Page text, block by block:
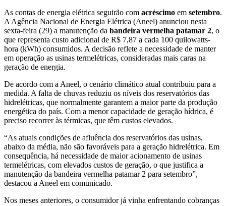
As contas de energia elétrica seguirão com acréscimo em setembro.
A Agência Nacional de Energia Elétrica (Aneel) anunciou nesta
sexta-feira (29) a manutenção da bandeira vermelha patamar 2, o
que representa custo adicional de R$ 7,87 a cada 100 quilowatts-
hora (kWh) consumidos. A decisão reflete a necessidade de manter
em operação as usinas termelétricas, consideradas mais caras na
geração de energia.
De acordo com a Aneel, o cenário climático atual contribuiu para a
medida. A falta de chuvas reduziu os níveis dos reservatórios das
hidrelétricas, que normalmente garantem a maior parte da produção
energética do país. Com a menor capacidade de geração hídrica, é
preciso recorrer às térmicas, que têm custos elevados.
“As atuais condições de afluência dos reservatórios das usinas,
abaixo da média, não são favoráveis para a geração hidrelétrica. Em
consequência, há necessidade de maior acionamento de usinas
termelétricas, com elevados custos de geração, o que justifica a
manutenção da bandeira vermelha patamar 2 para setembro”,
destacou a Aneel em comunicado.
Nos meses anteriores, o consumidor já vinha enfrentando cobranças